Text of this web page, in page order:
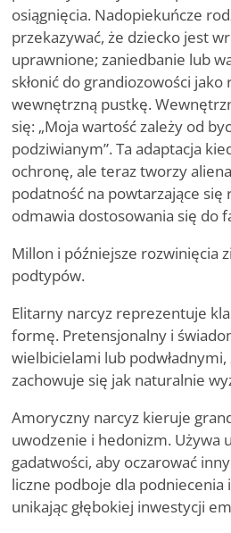
osiągnięcia. Nadopiekuńcze
przekazywać, że dziecko jest
uprawnione; zaniedbanie lub
skłonić do grandiozowości
wewnętrzną pustkę.
się: „Moja wartość zależy od
podziwianym”. Ta adaptacja
ochronę, ale teraz tworzy
podatność na powtarzające się
odmawia dostosowania się do
Millon i późniejsze rozwinięcia
podtypów.
Elitarny narcyz reprezentuje
formę. Pretensjonalny i
wielbicielami lub podwładnymi,
zachowuje się jak naturalnie
Amoryczny narcyz kieruje
uwodzenie i hedonizm. Używa
gadatwości, aby oczarować
liczne podboje dla podniecenia
unikając głębokiej inwestycji